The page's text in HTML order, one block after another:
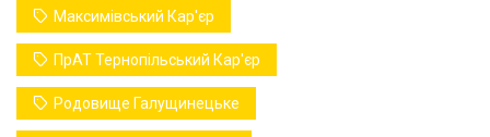
Максимівський Кар'єр
ПрАТ Тернопільський Кар'єр
Родовище Галущинецьке